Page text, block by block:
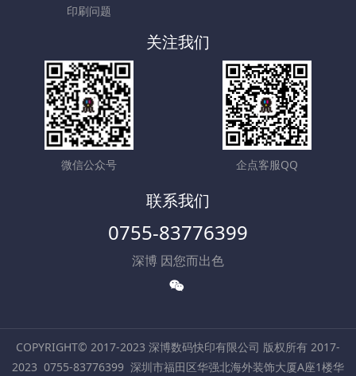
印刷问题
关注我们
微信公众号 企点客服QQ
联系我们
0755-83776399
深博 因您而出色
COPYRIGHT© 2017-2023 深博数码快印有限公司 版权所有 2017-
2023 0755-83776399 深圳市福田区华强北海外装饰大厦A座1楼华